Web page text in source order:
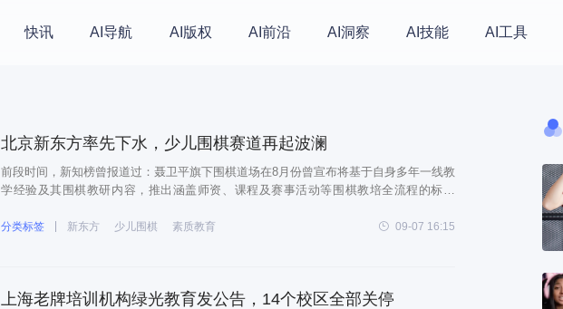
快讯 AI导航 AI版权 AI前沿 AI洞察 AI技能 AI工具
北京新东方率先下水，少儿围棋赛道再起波澜
前段时间，新知榜曾报道过：聂卫平旗下围棋道场在8月份曾宣布将基于自身多年一线教
学经验及其围棋教研内容，推出涵盖师资、课程及赛事活动等围棋教培全流程的标准
成为了第一个吃螃蟹的行业顶流，北京新东方素质成长中心上线围
分类标签 新东方 少儿围棋 素质教育 09-07 16:15
上海老牌培训机构绿光教育发公告，14个校区全部关停